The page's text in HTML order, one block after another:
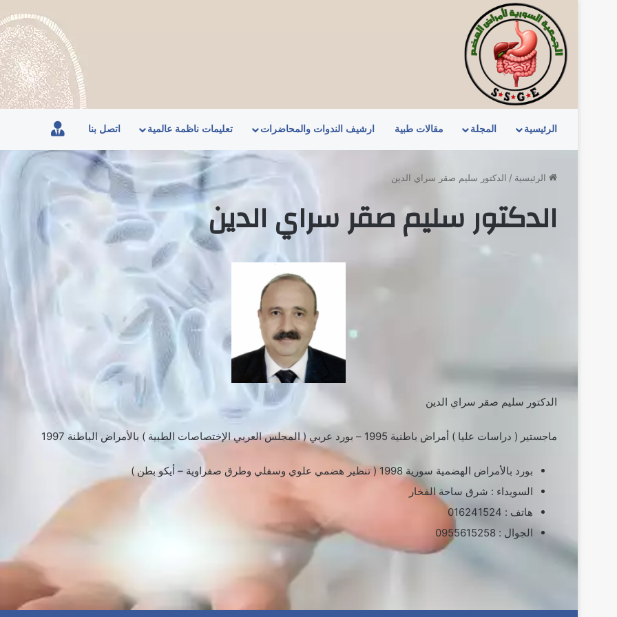
الرئيسية المجلة مقالات طبية ارشيف الندوات والمحاضرات تعليمات ناظمة عالمية اتصل بنا
الرئيسية / الدكتور سليم صقر سراي الدين
الدكتور سليم صقر سراي الدين
الدكتور سليم صقر سراي الدين
ماجستير ( دراسات عليا ) أمراض باطنية 1995 – بورد عربي ( المجلس العربي الإختصاصات الطبية ) بالأمراض الباطنة 1997
بورد بالأمراض الهضمية سورية 1998 ( تنظير هضمي علوي وسفلي وطرق صفراوية – أيكو بطن )
السويداء : شرق ساحة الفخار
هاتف : 016241524
الجوال : 0955615258